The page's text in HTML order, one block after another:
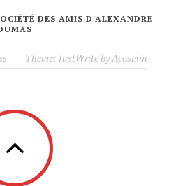
DES AMIS D'ALEXANDRE
— Theme: JustWrite byAcosmin